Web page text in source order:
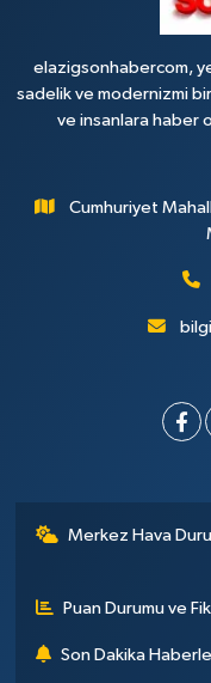
elazigsonhabercom,
sadelik ve modernizmi bir
ve insanlara haber
Cumhuriyet
Merkez Hava
Puan Durumu ve
Son Dakika